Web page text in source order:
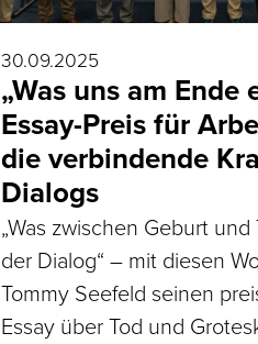
30.09.2025
„Was uns am Ende
Essay-Preis für
die verbindende
Dialogs
„Was zwischen Geburt und
der Dialog“ – mit diesen
Tommy Seefeld seinen
Essay über Tod und